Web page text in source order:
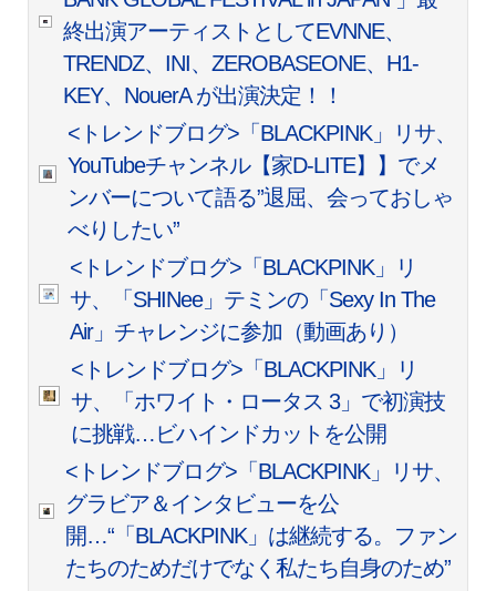
終出演アーティストとしてEVNNE、
TRENDZ、INI、ZEROBASEONE、H1-
KEY、NouerA が出演決定！！
<トレンドブログ>「BLACKPINK」リサ、
YouTubeチャンネル【家D-LITE】】でメ
ンバーについて語る”退屈、会っておしゃ
べりしたい”
<トレンドブログ>「BLACKPINK」リ
サ、「SHINee」テミンの「Sexy In The
Air」チャレンジに参加（動画あり）
<トレンドブログ>「BLACKPINK」リ
サ、「ホワイト・ロータス 3」で初演技
に挑戦…ビハインドカットを公開
<トレンドブログ>「BLACKPINK」リサ、
グラビア＆インタビューを公
開…“「BLACKPINK」は継続する。ファン
たちのためだけでなく私たち自身のため”